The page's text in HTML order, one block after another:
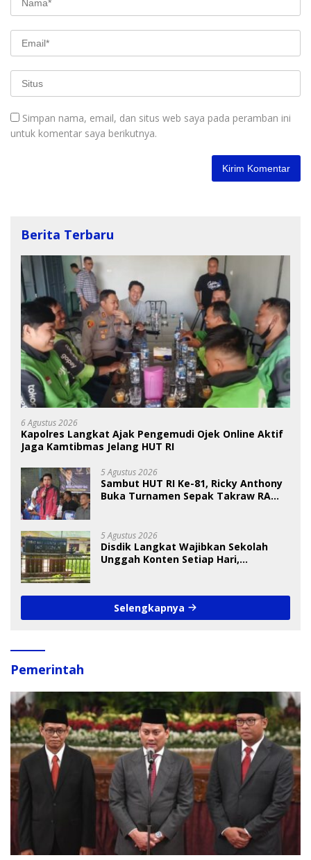
Simpan nama, email, dan situs web saya pada peramban ini
untuk komentar saya berikutnya.
Berita Terbaru
6 Agustus 2026
Kapolres Langkat Ajak Pengemudi Ojek Online Aktif
Jaga Kamtibmas Jelang HUT RI
5 Agustus 2026
Sambut HUT RI Ke-81, Ricky Anthony
Buka Turnamen Sepak Takraw RA
5 Agustus 2026
Disdik Langkat Wajibkan Sekolah
Unggah Konten Setiap Hari,
Selengkapnya
Pemerintah